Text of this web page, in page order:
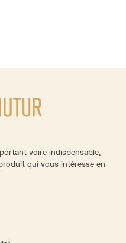
voire indispensable,
qui vous intéresse en